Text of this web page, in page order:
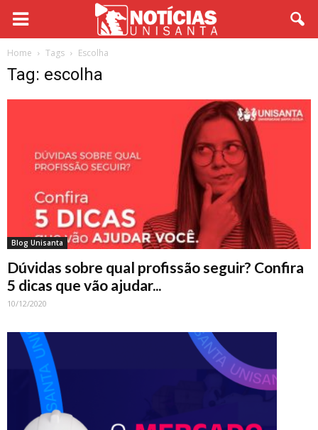
Home Tags Escolha
Tag: escolha
Blog Unisanta
Dúvidas sobre qual profissão seguir? Confira
5 dicas que vão ajudar...
10/12/2020